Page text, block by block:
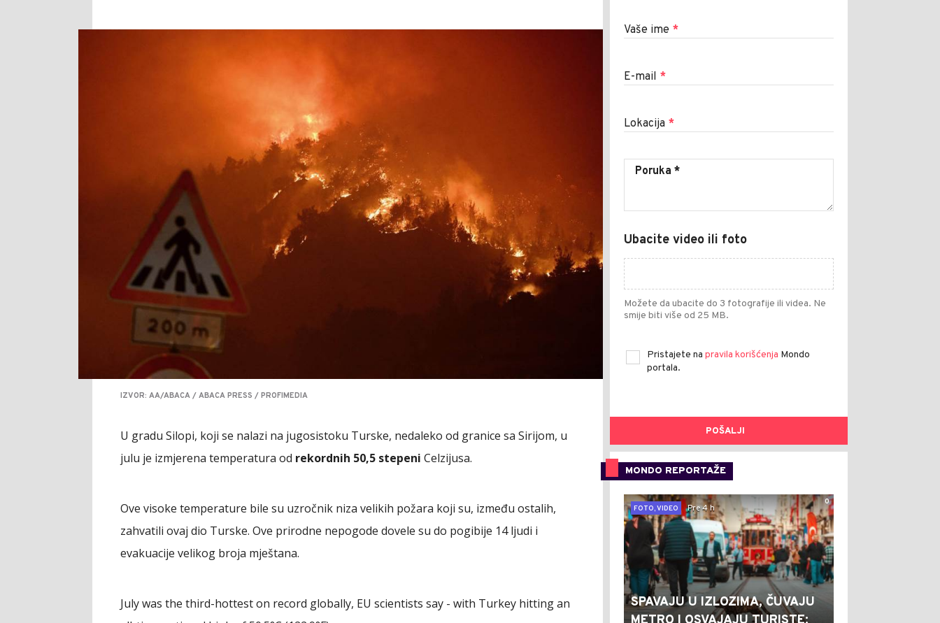
IZVOR: AA/ABACA / ABACA PRESS / PROFIMEDIA
U gradu Silopi, koji se nalazi na jugosistoku Turske, nedaleko od granice sa Sirijom, u
julu je izmjerena temperatura od rekordnih 50,5 stepeni Celzijusa.
Ove visoke temperature bile su uzročnik niza velikih požara koji su, između ostalih,
zahvatili ovaj dio Turske. Ove prirodne nepogode dovele su do pogibije 14 ljudi i
evakuacije velikog broja mještana.
July was the third-hottest on record globally, EU scientists say - with Turkey hitting an
Vaše ime *
E-mail *
Lokacija *
Ubacite video ili foto
Možete da ubacite do 3 fotografije ili videa. Ne
smije biti više od 25 MB.
Pristajete na pravila korišćenja Mondo
portala.
POŠALJI
MONDO REPORTAŽE
0
FOTO, VIDEO
Pre 4 h
SPAVAJU U IZLOZIMA, ČUVAJU